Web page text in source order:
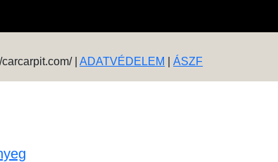
|ADATVÉDELEM |ÁSZF